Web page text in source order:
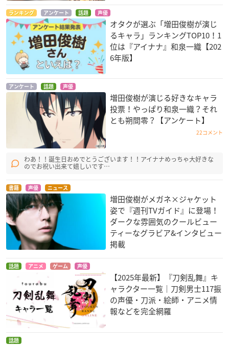
ランキング アンケート 話題 声優
オタクが選ぶ「増田俊樹が演じ
るキャラ」ランキングTOP10！1
位は『アイナナ』和泉一織【202
6年版】
アンケート 話題 声優
増田俊樹が演じる好きなキャラ
投票！やっぱり和泉一織？それ
とも朔間零？【アンケート】
22コメント
わあ！！誕生日おめでとうございます！！アイナナめっちゃ大好きな
のでお祝い出来て嬉しいです…
書籍 声優 ニュース
増田俊樹がメガネ×ジャケット
姿で『週刊TVガイド』に登場！
ダークな雰囲気のクールビュー
ティーなグラビア&インタビュー
掲載
話題 アニメ ゲーム 声優
【2025年最新】『刀剣乱舞』キ
ャラクター一覧｜刀剣男士117振
の声優・刀派・絵師・アニメ情
報などを完全網羅
話題